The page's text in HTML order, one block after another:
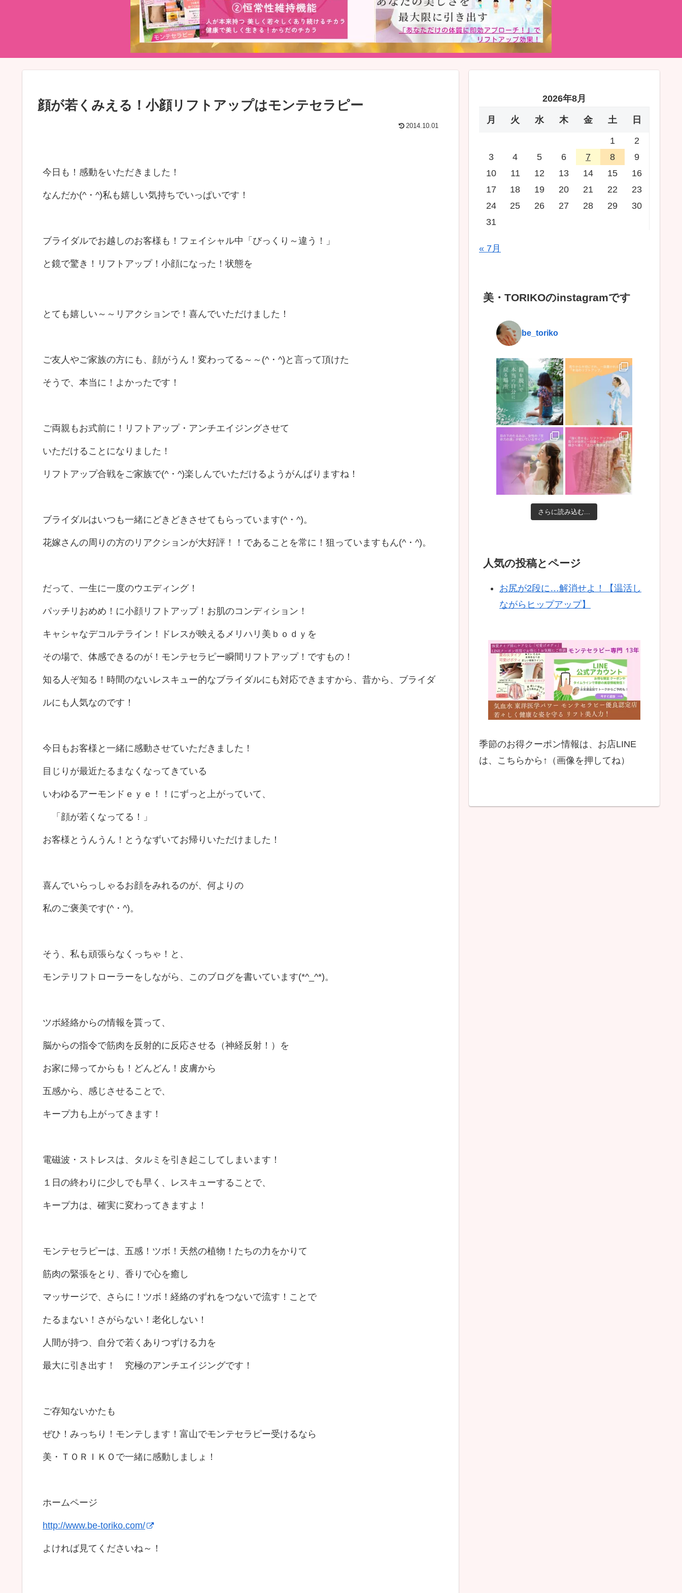
顔が若くみえる！小顔リフトアップはモンテセラピー
2014.10.01
今日も！感動をいただきました！
なんだか(^・^)私も嬉しい気持ちでいっぱいです！
ブライダルでお越しのお客様も！フェイシャル中「びっくり～違う！」
と鏡で驚き！リフトアップ！小顔になった！状態を
とても嬉しい～～リアクションで！喜んでいただけました！
ご友人やご家族の方にも、顔がうん！変わってる～～(^・^)と言って頂けた
そうで、本当に！よかったです！
ご両親もお式前に！リフトアップ・アンチエイジングさせて
いただけることになりました！
リフトアップ合戦をご家族で(^・^)楽しんでいただけるようがんばりますね！
ブライダルはいつも一緒にどきどきさせてもらっています(^・^)。
花嫁さんの周りの方のリアクションが大好評！！であることを常に！狙っていますもん(^・^)。
だって、一生に一度のウエディング！
パッチリおめめ！に小顔リフトアップ！お肌のコンディション！
キャシャなデコルテライン！ドレスが映えるメリハリ美ｂｏｄｙを
その場で、体感できるのが！モンテセラピー瞬間リフトアップ！ですもの！
知る人ぞ知る！時間のないレスキュー的なブライダルにも対応できますから、昔から、ブライダ
ルにも人気なのです！
今日もお客様と一緒に感動させていただきました！
目じりが最近たるまなくなってきている
いわゆるアーモンドｅｙｅ！！にずっと上がっていて、
「顔が若くなってる！」
お客様とうんうん！とうなずいてお帰りいただけました！
喜んでいらっしゃるお顔をみれるのが、何よりの
私のご褒美です(^・^)。
そう、私も頑張らなくっちゃ！と、
モンテリフトローラーをしながら、このブログを書いています(*^_^*)。
ツボ経絡からの情報を貰って、
脳からの指令で筋肉を反射的に反応させる（神経反射！）を
お家に帰ってからも！どんどん！皮膚から
五感から、感じさせることで、
キープ力も上がってきます！
電磁波・ストレスは、タルミを引き起こしてしまいます！
１日の終わりに少しでも早く、レスキューすることで、
キープ力は、確実に変わってきますよ！
モンテセラピーは、五感！ツボ！天然の植物！たちの力をかりて
筋肉の緊張をとり、香りで心を癒し
マッサージで、さらに！ツボ！経絡のずれをつないで流す！ことで
たるまない！さがらない！老化しない！
人間が持つ、自分で若くありつずける力を
最大に引き出す！ 究極のアンチエイジングです！
ご存知ないかたも
ぜひ！みっちり！モンテします！富山でモンテセラピー受けるなら
美・ＴＯＲＩＫＯで一緒に感動しましょ！
ホームページ
http://www.be-toriko.com/
よければ見てくださいね～！
2026年8月
月 火 水 木 金 土 日
1
2
3
4 5 6 7 8
9
10
11 12 13 14 15
16
17
18 19 20 21 22
23
24
25 26 27 28 29
30
31
« 7月
美・TORIKOのinstagramです
be_toriko
さらに読み込む...
人気の投稿とページ
お尻が2段に…解消せよ！【温活し
ながらヒップアップ】
季節のお得クーポン情報は、お店LINE
は、こちらから↑（画像を押してね）